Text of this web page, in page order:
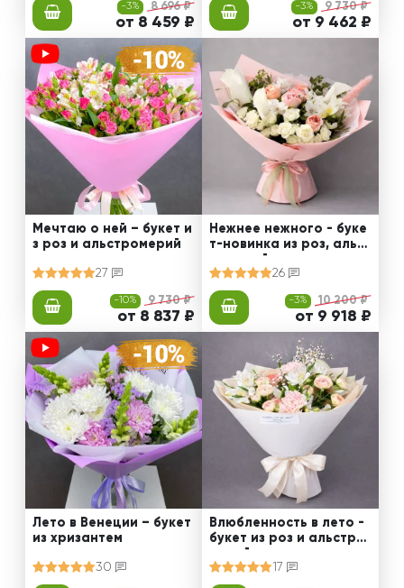
-3% 8 696 ₽
от 8 459 ₽
-3% 9 730 ₽
от 9 462 ₽
Мечтаю о ней – букет и
з роз и альстромерий
27
-10% 9 730 ₽
от 8 837 ₽
Нежнее нежного - буке
т-новинка из роз, альст
ромерий и калл
26
-3% 10 200 ₽
от 9 918 ₽
Лето в Венеции – букет
из хризантем
30
Влюбленность в лето -
букет из роз и альстро
мерий
17